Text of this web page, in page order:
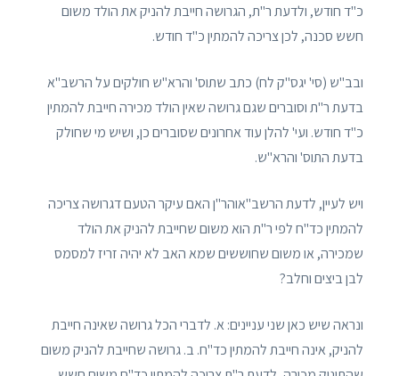
כ"ד חודש, ולדעת ר"ת, הגרושה חייבת להניק את הולד משום
חשש סכנה, לכן צריכה להמתין כ"ד חודש.
ובב"ש (סי' יגס"ק לח) כתב שתוס' והרא"ש חולקים על הרשב"א
בדעת ר"ת וסוברים שגם גרושה שאין הולד מכירה חייבת להמתין
כ"ד חודש. ועי' להלן עוד אחרונים שסוברים כן, ושיש מי שחולק
בדעת התוס' והרא"ש.
ויש לעיין, לדעת הרשב"אוהר"ן האם עיקר הטעם דגרושה צריכה
להמתין כד"ח לפי ר"ת הוא משום שחייבת להניק את הולד
שמכירה, או משום שחוששים שמא האב לא יהיה זריז למסמס
לבן ביצים וחלב?
ונראה שיש כאן שני עניינים: א. לדברי הכל גרושה שאינה חייבת
להניק, אינה חייבת להמתין כד"ח. ב. גרושה שחייבת להניק משום